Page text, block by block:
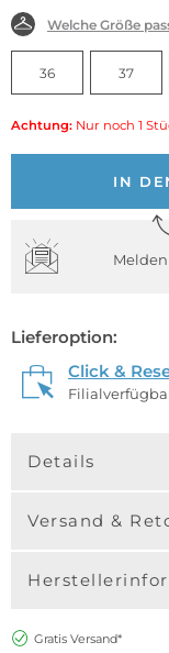
Welche Größe
36 37
Achtung: Nur noch 1
IN
Melden
Lieferoption:
Click &
Details
Versand &
Gratis Versand*